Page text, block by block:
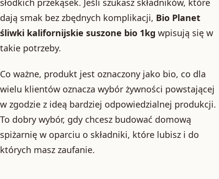
dają smak bez zbędnych komplikacji, Bio Planet
śliwki kalifornijskie suszone bio 1kg wpisują się w
takie potrzeby.
Co ważne, produkt jest oznaczony jako bio, co dla
wielu klientów oznacza wybór żywności powstającej
w zgodzie z ideą bardziej odpowiedzialnej produkcji.
To dobry wybór, gdy chcesz budować domową
spiżarnię w oparciu o składniki, które lubisz i do
których masz zaufanie.